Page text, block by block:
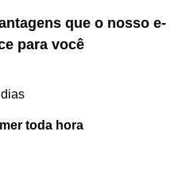
que o nosso e-
para você
toda hora